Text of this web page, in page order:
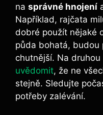
na správné hnojení
Například, rajčata
dobré použít nějaké
půda bohatá, budou
chutnější. Na druhou
uvědomit, že ne
stejně. Sledujte
potřeby zalévání.